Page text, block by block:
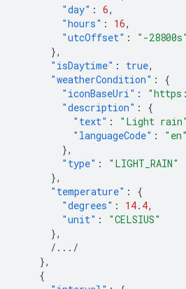
"day" : 6,
"hours" : 16,
"utcOffset" :
"-28800s"
},
"isDaytime" : true,
"weatherCondition" :
{
"iconBaseUri" :
"description" :
{
"text" : "Light rain"
"languageCode" :
"en"
},
"type" :
"LIGHT_RAIN"
},
"temperature" :
{
"degrees" : 14.4,
"unit" :
"CELSIUS"
},
/.../
},
{